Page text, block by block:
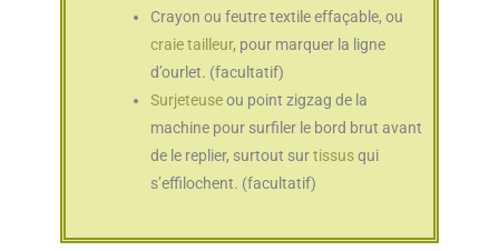
Crayon ou feutre textile effaçable, ou
craie tailleur, pour marquer la ligne
d’ourlet. (facultatif)
Surjeteuseou point zigzag de la
machine pour surfiler le bord brut avant
de le replier, surtout surtissusqui
s’effilochent. (facultatif)